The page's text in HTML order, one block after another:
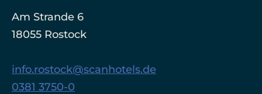
Am Strande 6
18055 Rostock
info.rostock@scanhotels.de
0381 3750-0